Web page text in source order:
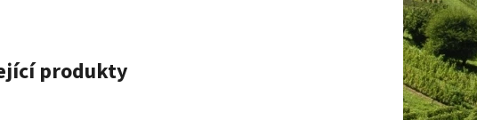
produkty